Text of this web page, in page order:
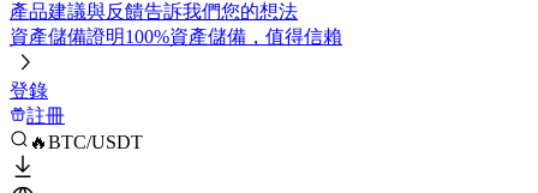
產品建議與反饋告訴我們您的想法
資產儲備證明100%資產儲備，值得信賴
登錄
註冊
🔥BTC/USDT